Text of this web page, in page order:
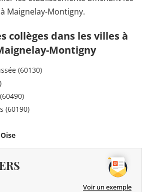
Maignelay-Montigny.
collèges dans les villes à
Montigny
(60130)
(60190)
Voir un exemple